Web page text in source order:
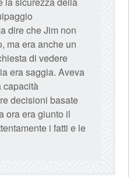
dire che Jim non
ma era anche un
di vedere
era saggia. Aveva
capacità
decisioni basate
ora era giunto il
i fatti e le